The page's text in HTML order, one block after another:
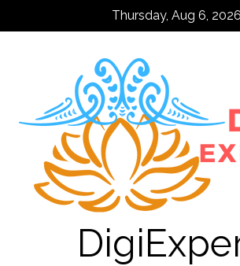
Thursday, Aug 6, 2026